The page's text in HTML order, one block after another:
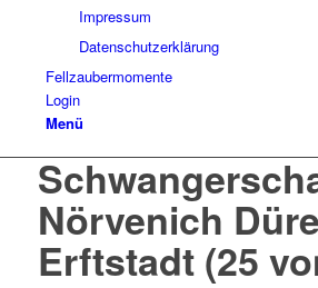
Impressum
Datenschutzerklärung
Fellzaubermomente
Login
Menü
Nörvenich
Erftstadt (25